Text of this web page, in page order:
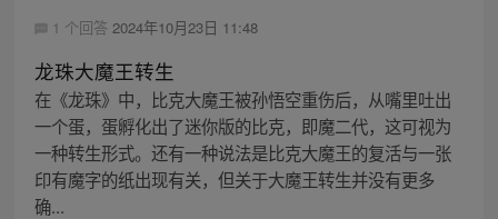
1 个回答 2024年10月23日 11:48
龙珠大魔王转生
在《龙珠》中，比克大魔王被孙悟空重伤后，从嘴里吐出
一个蛋，蛋孵化出了迷你版的比克，即魔二代，这可视为
一种转生形式。还有一种说法是比克大魔王的复活与一张
印有魔字的纸出现有关，但关于大魔王转生并没有更多
确...